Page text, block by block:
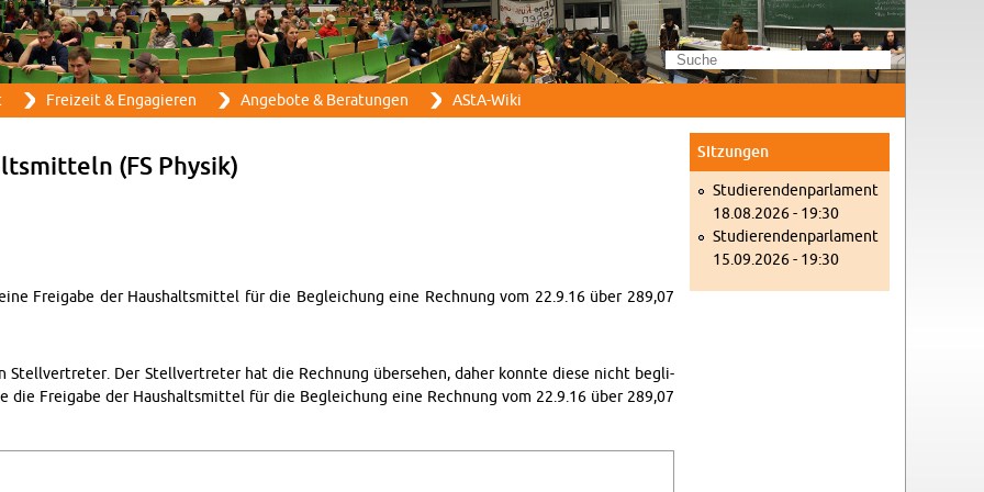
Direkt zum Inhalt
Frei­zeit & En­ga­gie­ren An­ge­bo­te & Be­ra­tun­gen AStA-Wi­ki
(FS Phy­sik)
Frei­ga­be der Haus­halts­mit­tel für die Be­glei­chung eine Rech­nung vom 22.9.16 über 289,07
Stell­ver­tre­ter. Der Stell­ver­tre­ter hat die Rech­nung über­se­hen, daher konn­te diese nicht be­gli­
die Frei­ga­be der Haus­halts­mit­tel für die Be­glei­chung eine Rech­nung vom 22.9.16 über 289,07
Sit­zun­gen
Stu­die­ren­den­par­la­ment
18.08.2026 - 19:30
Stu­die­ren­den­par­la­ment
15.09.2026 - 19:30